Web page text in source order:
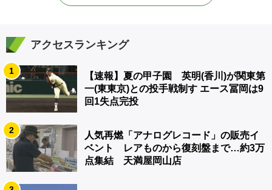
アクセスランキング
1
【速報】夏の甲子園 英明(香川)が関東第
一(東東京)との投手戦制す エース冨岡は9
回1失点完投
2
人気再燃「アナログレコード」の販売イ
ベント レアものから復刻盤まで…約3万
点集結 天満屋岡山店